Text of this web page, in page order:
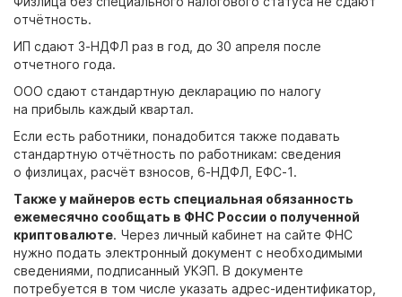
отчётность.
ИП сдают 3-НДФЛ раз в год, до 30 апреля после
отчетного года.
ООО сдают стандартную декларацию по налогу
на прибыль каждый квартал.
Если есть работники, понадобится также подавать
стандартную отчётность по работникам: сведения
о физлицах, расчёт взносов, 6-НДФЛ, ЕФС-1.
Также у майнеров есть специальная обязанность
ежемесячно сообщать в ФНС России о полученной
криптовалюте. Через личный кабинет на сайте ФНС
нужно подать электронный документ с необходимыми
сведениями, подписанный УКЭП. В документе
потребуется в том числе указать адрес-идентификатор,